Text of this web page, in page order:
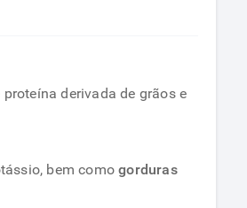
derivada de grãos e
bem comogorduras